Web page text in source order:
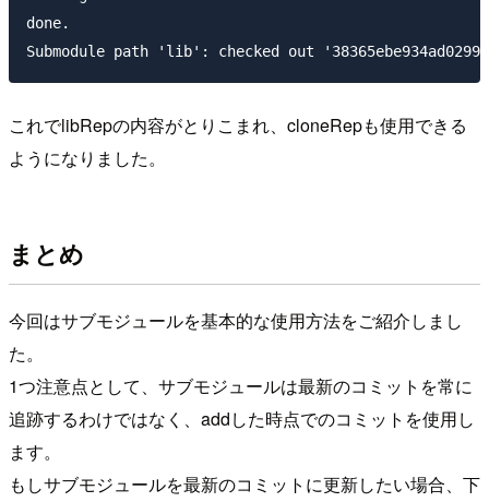
done.
これでlibRepの内容がとりこまれ、cloneRepも使用できる
ようになりました。
まとめ
今回はサブモジュールを基本的な使用方法をご紹介しまし
た。
1つ注意点として、サブモジュールは最新のコミットを常に
追跡するわけではなく、addした時点でのコミットを使用し
ます。
もしサブモジュールを最新のコミットに更新したい場合、下